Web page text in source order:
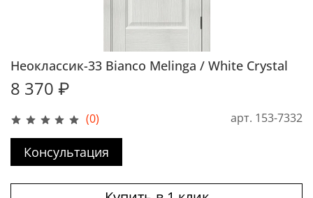
(0) арт. 153-7332
Неоклассик-33 Bianco Melinga / White Сrystal
8 370 ₽
Консультация